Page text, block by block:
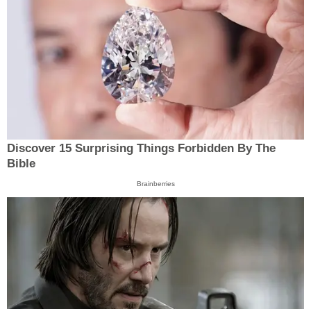
Discover 15 Surprising Things Forbidden By The
Bible
Brainberries